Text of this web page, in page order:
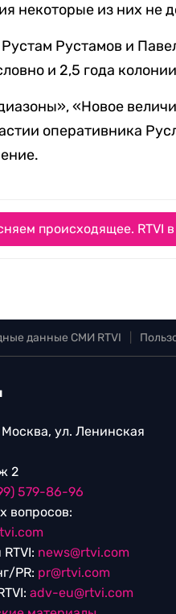
некоторые из них не
Рустамов и
и 2,5 года
«Новое
оперативника
происходящее. RTVI
данные СМИ RTVI
Москва, ул. Ленинская
2
579-86-96
вопросов:
news@rtvi.com
PR: pr@rtvi.com
adv-eu@rtvi.com